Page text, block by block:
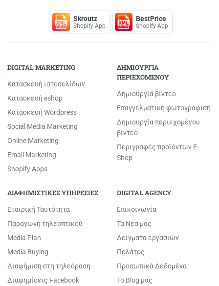
Skroutz
Shopify App
BestPrice
Shopify App
DIGITAL MARKETING
Κατασκευή ιστοσελίδων
Κατασκευή eshop
Κατασκευή Wordpress
Social Media Marketing
Online Marketing
Email Marketing
Shopify Apps
ΔΗΜΙΟΥΡΓΙΑ
ΠΕΡΙΕΧΟΜΕΝΟΥ
Δημιουργία βίντεο
Επαγγελματική φωτογράφιση
Δημιουργία περιεχομένου
βίντεο
Περιγραφές προϊόντων E-
Shop
ΔΙΑΦΗΜΙΣΤΙΚΕΣ ΥΠΗΡΕΣΙΕΣ
Εταιρική Ταυτότητα
Παραγωγή τηλεοπτικού
Media Plan
Media Buying
Διαφήμιση στη τηλεόραση
Διαφημίσεις Facebook
DIGITAL AGENCY
Επικοινωνία
Τα Νέα μας
Δείγματα εργασιών
Πελάτες
Προσωπικά Δεδομένα
Το Blog μας